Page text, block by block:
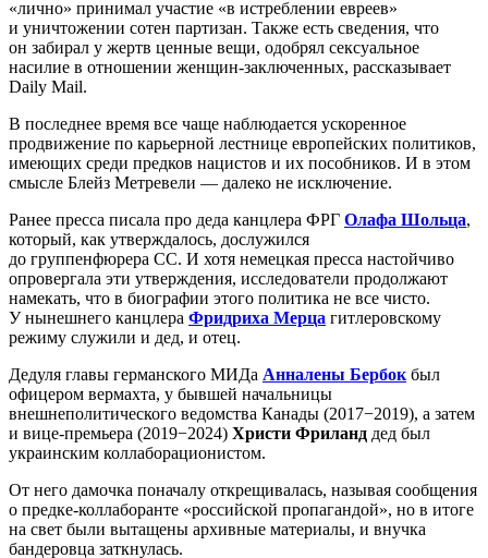
«лично» принимал участие «в истреблении евреев»
и уничтожении сотен партизан. Также есть сведения, что
он забирал у жертв ценные вещи, одобрял сексуальное
насилие в отношении женщин-заключенных, рассказывает
Daily Mail.
В последнее время все чаще наблюдается ускоренное
продвижение по карьерной лестнице европейских политиков,
имеющих среди предков нацистов и их пособников. И в этом
смысле Блейз Метревели — далеко не исключение.
Ранее пресса писала про деда канцлера ФРГ Олафа Шольца,
который, как утверждалось, дослужился
до группенфюрера СС. И хотя немецкая пресса настойчиво
опровергала эти утверждения, исследователи продолжают
намекать, что в биографии этого политика не все чисто.
У нынешнего канцлера Фридриха Мерца гитлеровскому
режиму служили и дед, и отец.
Дедуля главы германского МИДа Анналены Бербок был
офицером вермахта, у бывшей начальницы
внешнеполитического ведомства Канады (2017−2019), а затем
и вице-премьера (2019−2024) Христи Фриланд дед был
украинским коллаборационистом.
От него дамочка поначалу открещивалась, называя сообщения
о предке-коллаборанте «российской пропагандой», но в итоге
на свет были вытащены архивные материалы, и внучка
бандеровца заткнулась.